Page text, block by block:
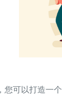
可以打造一个